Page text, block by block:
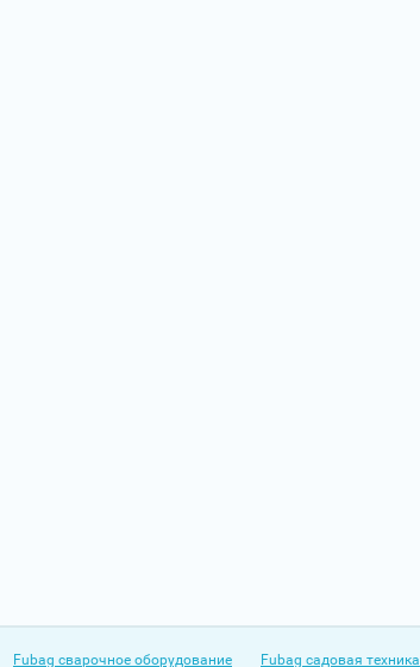
Fubag сварочное оборудование Fubag садовая техника